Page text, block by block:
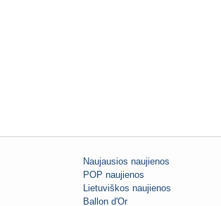
Naujausios naujienos
POP naujienos
Lietuviškos naujienos
Ballon d'Or